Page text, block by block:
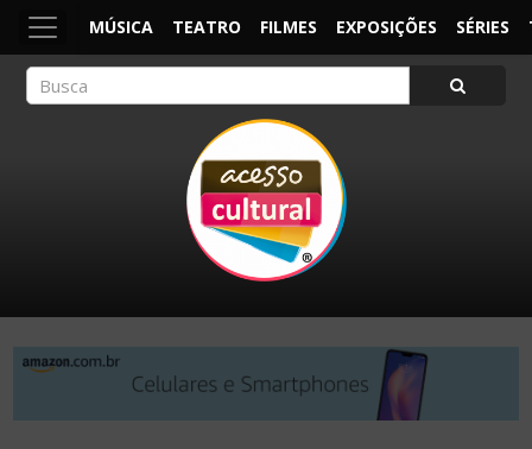
MÚSICA TEATRO FILMES EXPOSIÇÕES SÉRIES